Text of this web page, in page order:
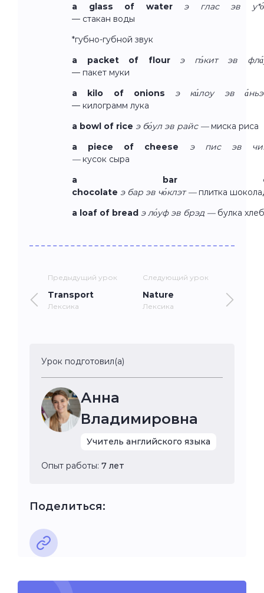
a glass of water э глас эв
— стакан воды
*губно-губной звук
a packet of flour э пэ́кит эв
— пакет муки
a kilo of onions
э ки́лоу эв
— килограмм лука
a bowl of rice э бо́ул эв райс —миска риса
a piece of cheese э пис эв
—кусок сыра
a bar
chocolate э бар эв чо́клэт —плитка
a loaf of bread э ло́уф эв брэд —булка
Предыдущий урок
Transport
Лексика
Следующий урок
Nature
Лексика
Урок подготовил(а)
Анна
Владимировна
Учитель английского языка
Опыт работы: 7 лет
Поделиться: